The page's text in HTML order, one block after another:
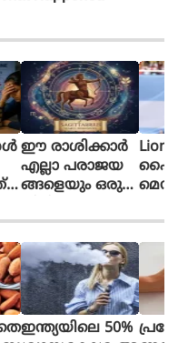
ഈ രാശിക്കാര്‍
എല്ലാ പരാജയ
ങ്ങളെയും ഒരു
വാക്കി മാറ്റുന്നു
ഇന്ത്യയിലെ 50%